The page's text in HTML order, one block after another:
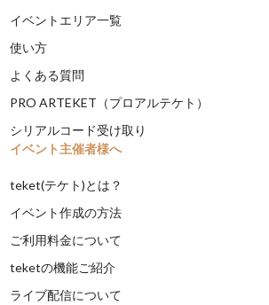
イベントエリア一覧
使い方
よくある質問
PRO ARTEKET（プロアルテケト）
シリアルコード受け取り
イベント主催者様へ
teket(テケト)とは？
イベント作成の方法
ご利用料金について
teketの機能ご紹介
ライブ配信について